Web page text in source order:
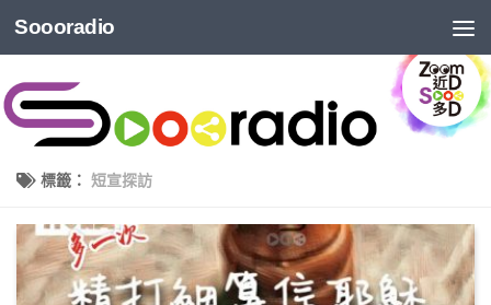
Soooradio
標籤： 短宣探訪